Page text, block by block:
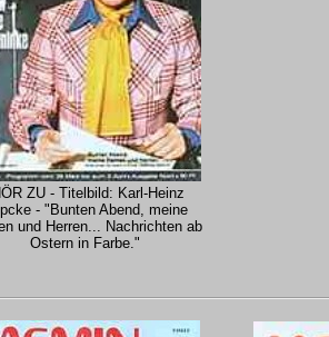
ZU - Titelbild: Karl-Heinz
- "Bunten Abend, meine
und Herren... Nachrichten ab
Ostern in Farbe."